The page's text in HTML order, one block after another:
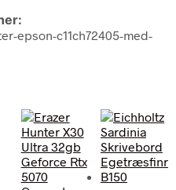
epson-c11ch72405-med-